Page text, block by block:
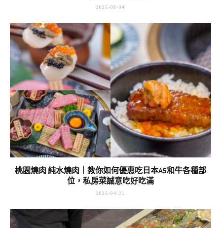
2026-08-04
桃園燒肉 純水燒肉｜教你如何優惠吃日本A5和牛各種部
位，私房菜誠意吃好吃滿
2026-04-21